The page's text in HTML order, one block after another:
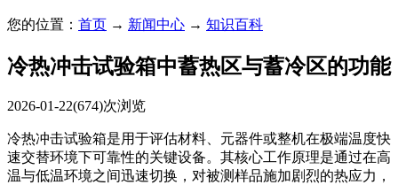
您的位置： 首页 → 新闻中心 → 知识百科
冷热冲击试验箱中蓄热区与蓄冷区的功能
2026-01-22(674)次浏览
冷热冲击试验箱是用于评估材料、元器件或整机在极端温度快
速交替环境下可靠性的关键设备。其核心工作原理是通过在高
温与低温环境之间迅速切换，对被测样品施加剧烈的热应力，